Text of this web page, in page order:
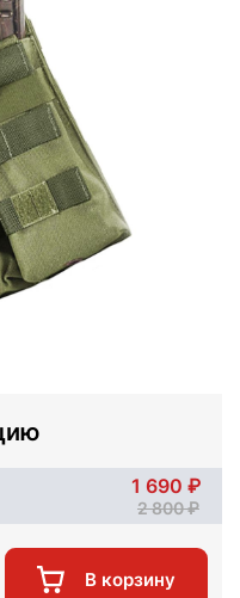
1 690
2 800
В корзину